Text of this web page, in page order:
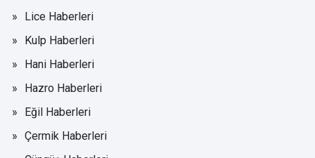
Lice Haberleri
Kulp Haberleri
Hani Haberleri
Hazro Haberleri
Eğil Haberleri
Çermik Haberleri